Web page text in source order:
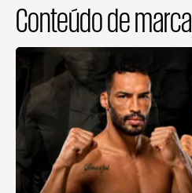
Conteúdo de marca